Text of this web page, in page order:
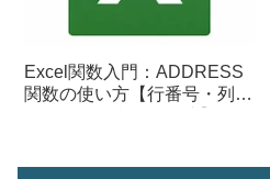
Excel関数入門：ADDRESS
関数の使い方【行番号・列番